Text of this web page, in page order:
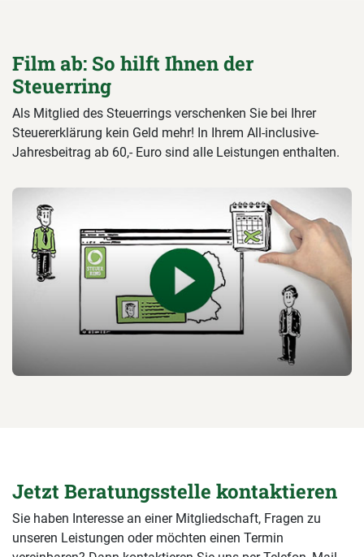
Film ab: So hilft Ihnen der
Steuerring
Als Mitglied des Steuerrings verschenken Sie bei Ihrer
Steuererklärung kein Geld mehr! In Ihrem All-inclusive-
Jahresbeitrag ab 60,- Euro sind alle Leistungen enthalten.
Jetzt Beratungsstelle kontaktieren
Sie haben Interesse an einer Mitgliedschaft, Fragen zu
unseren Leistungen oder möchten einen Termin